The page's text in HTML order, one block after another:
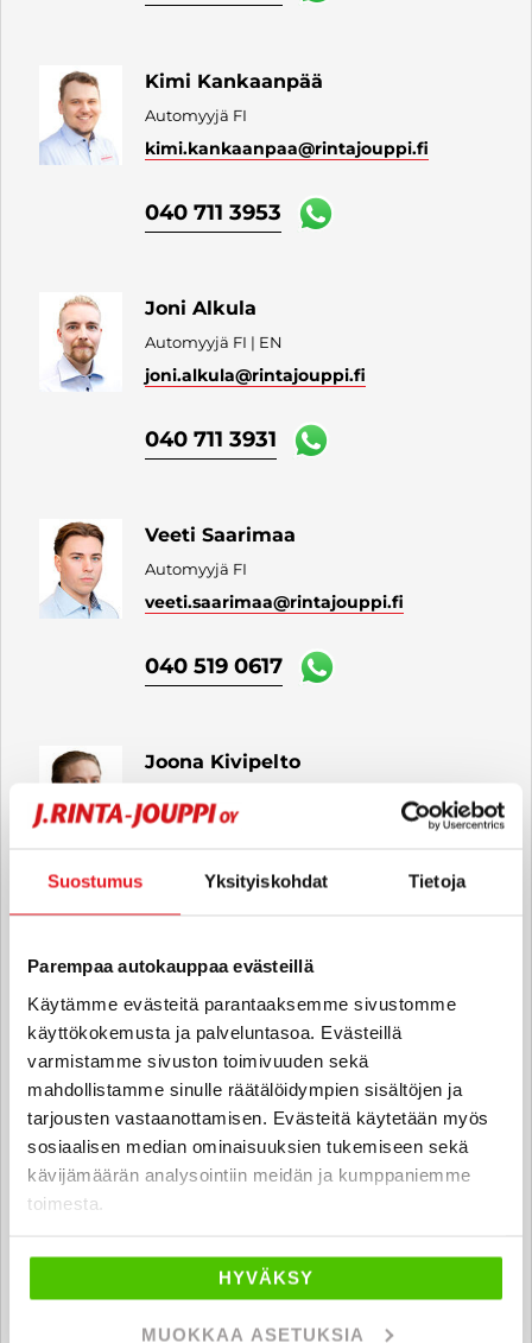
Suostumus Yksityiskohdat Tietoja
Parempaa autokauppaa evästeillä
Käytämme evästeitä parantaaksemme sivustomme
käyttökokemusta ja palveluntasoa. Evästeillä
varmistamme sivuston toimivuuden sekä
mahdollistamme sinulle räätälöidympien sisältöjen ja
tarjousten vastaanottamisen. Evästeitä käytetään myös
sosiaalisen median ominaisuuksien tukemiseen sekä
kävijämäärän analysointiin meidän ja kumppaniemme
toimesta.
HYVÄKSY
MUOKKAA ASETUKSIA
Kimi Kankaanpää
Automyyjä FI
kimi.kankaanpaa@rintajouppi.fi
040 711 3953
Joni Alkula
Automyyjä FI | EN
joni.alkula@rintajouppi.fi
040 711 3931
Veeti Saarimaa
Automyyjä FI
veeti.saarimaa@rintajouppi.fi
040 519 0617
Joona Kivipelto
joona.kivipelto
040 711 3952
Automyyjä FI
jarmo.lieste@rintajouppi.fi
0400 309 432
harri.ojala@rintajouppi.fi